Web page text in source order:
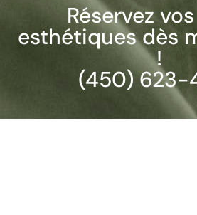
Réservez
esthétiques dès
!
(450) 623-